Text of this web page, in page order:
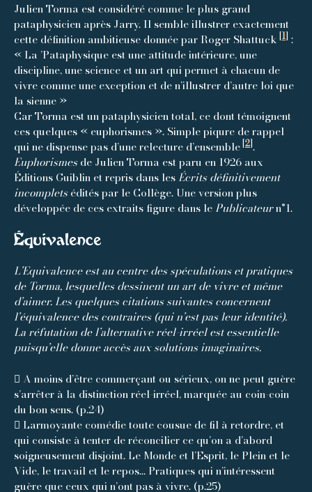
Julien Torma est considéré comme le plus grand
pataphysicien après Jarry. Il semble illustrer exactement
cette définition ambitieuse donnée par Roger Shattuck [1] :
« La ’Pataphysique est une attitude intérieure, une
discipline, une science et un art qui permet à chacun de
vivre comme une exception et de n’illustrer d’autre loi que
la sienne »
Car Torma est un pataphysicien total, ce dont témoignent
ces quelques « euphorismes ». Simple piqure de rappel
qui ne dispense pas d’une relecture d’ensemble[2].
Euphorismesde Julien Torma est paru en 1926 aux
Éditions Guiblin et repris dans lesÉcrits définitivement
incompletsédités par le Collège. Une version plus
développée de ces extraits figure dans lePublicateurn°1.
Équivalence
L’Equivalence est au centre des spéculations et pratiques
de Torma, lesquelles dessinent un art de vivre et même
d’aimer. Les quelques citations suivantes concernent
l’équivalence des contraires (qui n’est pas leur identité).
La réfutation de l’alternative réel-irréel est essentielle
puisqu’elle donne accès aux solutions imaginaires.
 A moins d’être commerçant ou sérieux, on ne peut guère
s’arrêter à la distinction réel-irréel, marquée au coin-coin
du bon sens. (p.24)
 Larmoyante comédie toute cousue de fil à retordre, et
qui consiste à tenter de réconcilier ce qu’on a d’abord
soigneusement disjoint. Le Monde et l’Esprit, le Plein et le
Vide, le travail et le repos… Pratiques qui n’intéressent
guère que ceux qui n’ont pas à vivre. (p.25)